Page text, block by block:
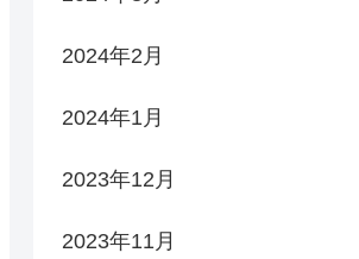
2024年2月
2024年1月
2023年12月
2023年11月